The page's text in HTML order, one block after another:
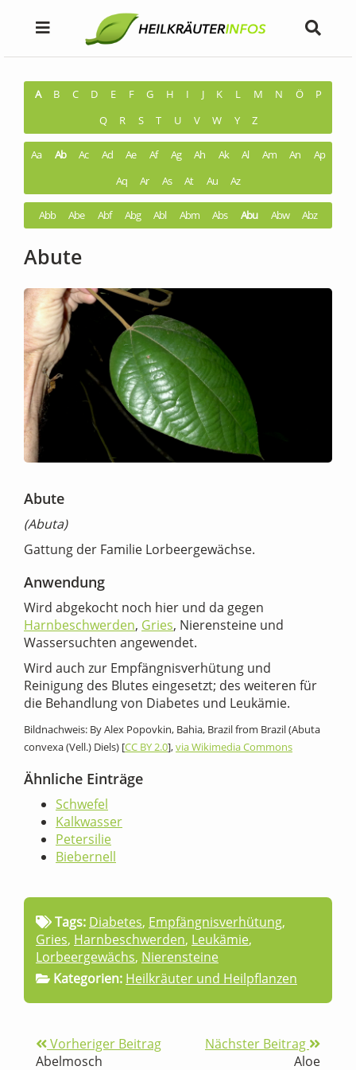
A B C D E F G H I J K L M N Ö
P
Q
R S T U V W Y Z
Aa Ab Ac Ad Ae Af Ag Ah Ak Al Am An
Ap
Aq
Ar As At Au Az
Abb Abe Abf Abg Abl Abm Abs Abu Abw Abz
Abute
Abute
(Abuta)
Gattung der Familie Lorbeergewächse.
Anwendung
Wird abgekocht noch hier und da gegen
Harnbeschwerden, Gries, Nierensteine und
Wassersuchten angewendet.
Wird auch zur Empfängnisverhütung und
Reinigung des Blutes eingesetzt; des weiteren für
die Behandlung von Diabetes und Leukämie.
Bildnachweis: By Alex Popovkin, Bahia, Brazil from Brazil (Abuta
convexa (Vell.) Diels) [CC BY 2.0],via Wikimedia Commons
Ähnliche Einträge
Schwefel
Kalkwasser
Petersilie
Biebernell
Tags: Diabetes, Empfängnisverhütung,
Gries, Harnbeschwerden, Leukämie,
Lorbeergewächs, Nierensteine
Kategorien: Heilkräuter und Heilpflanzen
Vorheriger Beitrag
Abelmosch
Nächster Beitrag
Aloe